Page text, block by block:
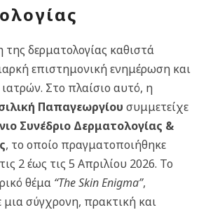
της δερματολογίας καθιστά
επιστημονική ενημέρωση και
Στο πλαίσιο αυτό, η
Παπαγεωργίου συμμετείχε
Συνέδριο Δερματολογίας &
, το οποίο πραγματοποιήθηκε
2 έως τις 5 Απριλίου 2026. Το
θέμα “The Skin Enigma”,
μια σύγχρονη, πρακτική και